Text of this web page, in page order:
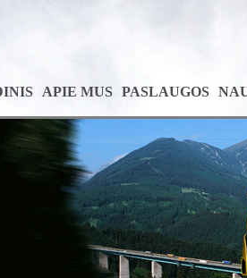
APIE MUS PASLAUGOS